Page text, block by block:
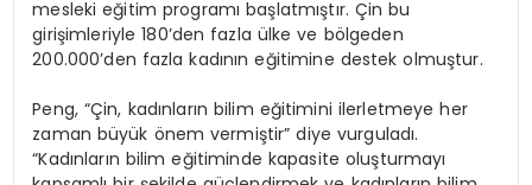
mesleki eğitim programı başlatmıştır. Çin bu
girişimleriyle 180’den fazla ülke ve bölgeden
200.000’den fazla kadının eğitimine destek olmuştur.
Peng, “Çin, kadınların bilim eğitimini ilerletmeye her
zaman büyük önem vermiştir” diye vurguladı.
“Kadınların bilim eğitiminde kapasite oluşturmayı